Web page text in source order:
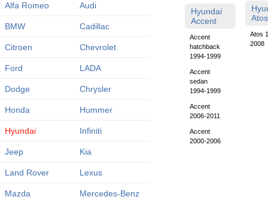
Alfa Romeo Audi
BMW Cadillac
Citroen Chevrolet
Ford LADA
Dodge Chrysler
Honda Hummer
Hyundai Infiniti
Jeep Kia
Land Rover Lexus
Mazda Mercedes-Benz
Hyundai
Accent
Accent
hatchback
1994-1999
Accent
sedan
1994-1999
Accent
2006-2011
Accent
2000-2006
Atos
Atos
2008